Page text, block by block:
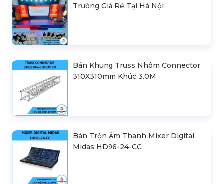
Trường Giá Rẻ Tại Hà Nội
Bán Khung Truss Nhôm Connector
310X310mm Khúc 3.0M
Bàn Trộn Âm Thanh Mixer Digital
Midas HD96-24-CC